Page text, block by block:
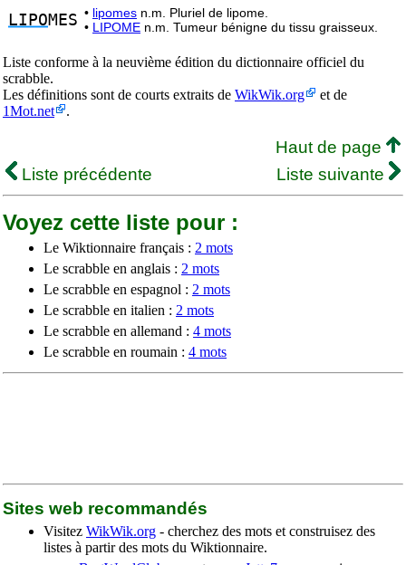
LIPOMES • lipomes n.m. Pluriel de lipome.
• LIPOME n.m. Tumeur bénigne du tissu graisseux.
Liste conforme à la neuvième édition du dictionnaire officiel du
scrabble.
Les définitions sont de courts extraits de WikWik.org
et de
1Mot.net
.
Haut de page
Liste précédente
Liste suivante
Voyez cette liste pour :
Le Wiktionnaire français : 2 mots
Le scrabble en anglais : 2 mots
Le scrabble en espagnol : 2 mots
Le scrabble en italien : 2 mots
Le scrabble en allemand : 4 mots
Le scrabble en roumain : 4 mots
Sites web recommandés
Visitez WikWik.org - cherchez des mots et construisez des
listes à partir des mots du Wiktionnaire.